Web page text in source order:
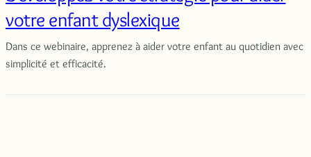
votre enfant dyslexique
Dans ce webinaire, apprenez à aider votre enfant au quotidien avec
simplicité et efficacité.